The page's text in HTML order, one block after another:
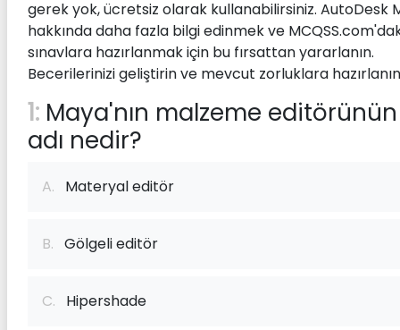
gerek yok, ücretsiz olarak kullanabilirsiniz. AutoDesk
hakkında daha fazla bilgi edinmek ve
sınavlara hazırlanmak için bu fırsattan yararlanın.
Becerilerinizi geliştirin ve mevcut zorluklara
1: Maya'nın malzeme editörünün
adı nedir?
A. Materyal editör
B. Gölgeli editör
C. Hipershade